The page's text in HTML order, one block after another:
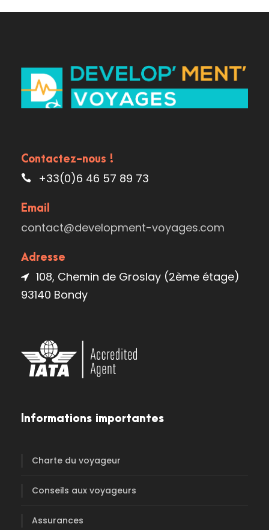
Contactez-nous !
+33(0)6 46 57 89 73
Email
contact@development-voyages.com
Adresse
108, Chemin de Groslay (2ème étage)
93140 Bondy
Informations importantes
Charte du voyageur
Conseils aux voyageurs
Assurances